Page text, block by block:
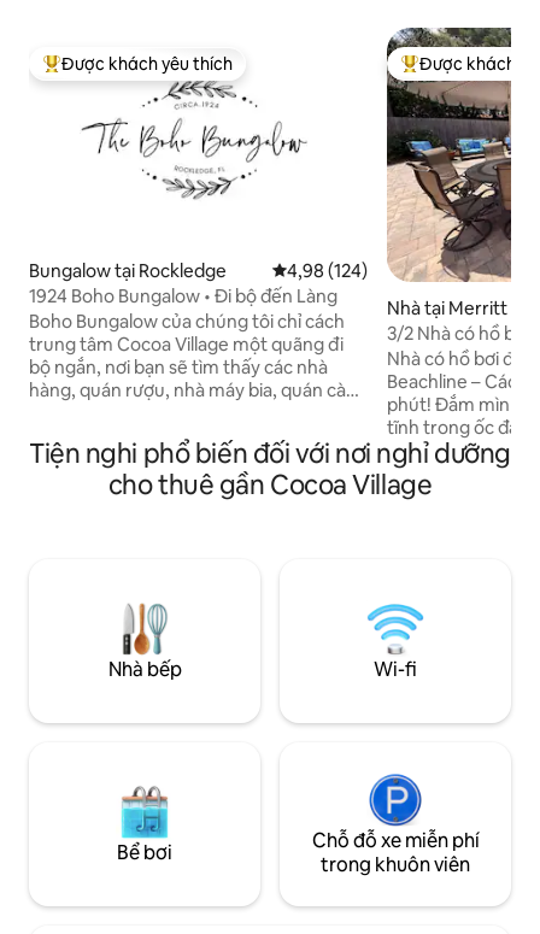
Được khách yêu thích nhất
Được khách yêu thích
Bungalow tại Rockledge Xếp hạng trung bình 4,98/5, 124
4,98 (124)
1924 Boho Bungalow • Đi bộ đến Làng
Boho Bungalow của chúng tôi chỉ cách
trung tâm Cocoa Village một quãng đi
bộ ngắn, nơi bạn sẽ tìm thấy các nhà
hàng, quán rượu, nhà máy bia, quán cà
phòng trưng bày nghệ thuật địa phương
đầy quyến rũ. Chỉ cách Cocoa Beach 8
dặm và gần các điểm tham quan ở Space
Coast – tận hưởng việc đạp xe/đi bộ dọc
Brevard, Khu phức hợp USSSA Space
Coast, bến du thuyền Port Canaveral và
nhiều nơi khác!
Được khách yêu
Được khách
Nhà tại Merritt
3/2 Nhà có hồ bơi
Cảng / Bãi biển!
Nhà có hồ bơi
Beachline – Cách
phút! Đắm mình trong khung cảnh yên
tĩnh trong ốc đảo
phòng tắm đã
một hồ bơi sâu
là một điểm nhấn
Canaveral, các
phương và bờ
Cocoa nhanh
gia đình và
Tiện nghi phổ biến đối với nơi nghỉ dưỡng
cho thuê gần Cocoa Village
Nhà bếp Wi-fi
Bể bơi
Chỗ đỗ xe miễn phí
trong khuôn viên